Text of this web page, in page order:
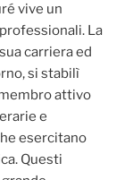
vive un
La
carriera ed
si stabilì
attivo
e
esercitano
Questi